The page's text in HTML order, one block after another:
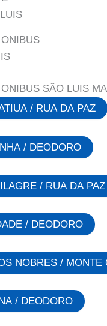
SÃO LUIS MA
/ RUA DA PAZ
/ DEODORO
/ RUA DA PAZ
/ DEODORO
NOBRES / MONTE
/ DEODORO